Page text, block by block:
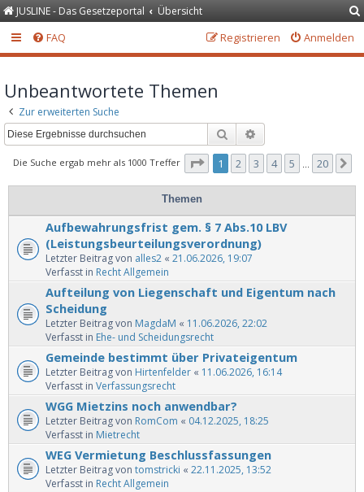
JUSLINE - Das Gesetzeportal Übersicht
FAQ Anmelden
Registrieren
Unbeantwortete Themen
Zur erweiterten Suche
Suche
Die Suche ergab mehr als 1000 Treffer Seite 1von 20
1 2 3 4 5 20
Themen
Aufbewahrungsfrist gem. § 7 Abs.10 LBV
(Leistungsbeurteilungsverordnung)
Letzter Beitrag von alles2 « 21.06.2026, 19:07
Verfasst in Recht Allgemein
Aufteilung von Liegenschaft und Eigentum nach
Scheidung
Letzter Beitrag von MagdaM « 11.06.2026, 22:02
Verfasst in Ehe- und Scheidungsrecht
Gemeinde bestimmt über Privateigentum
Letzter Beitrag von Hirtenfelder « 11.06.2026, 16:14
Verfasst in Verfassungsrecht
WGG Mietzins noch anwendbar?
Letzter Beitrag von RomCom « 04.12.2025, 18:25
Verfasst in Mietrecht
WEG Vermietung Beschlussfassungen
Letzter Beitrag von tomstricki « 22.11.2025, 13:52
Verfasst in Recht Allgemein